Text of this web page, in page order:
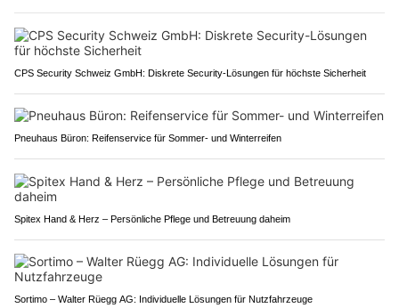
CPS Security Schweiz GmbH: Diskrete Security-Lösungen für höchste Sicherheit
Pneuhaus Büron: Reifenservice für Sommer- und Winterreifen
Spitex Hand & Herz – Persönliche Pflege und Betreuung daheim
Sortimo – Walter Rüegg AG: Individuelle Lösungen für Nutzfahrzeuge